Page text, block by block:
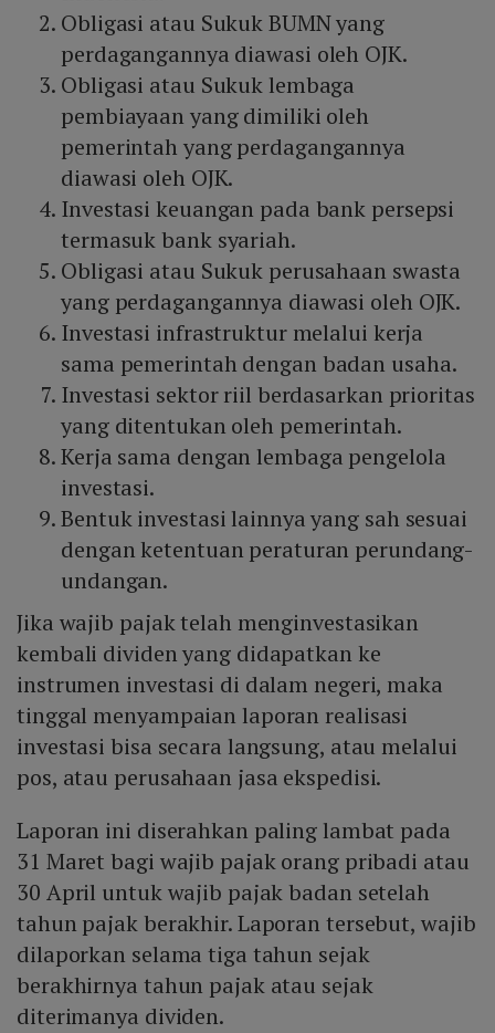
Obligasi atau Sukuk BUMN yang
perdagangannya diawasi oleh OJK.
Obligasi atau Sukuk lembaga
pembiayaan yang dimiliki oleh
pemerintah yang perdagangannya
diawasi oleh OJK.
Investasi keuangan pada bank persepsi
termasuk bank syariah.
Obligasi atau Sukuk perusahaan swasta
yang perdagangannya diawasi oleh OJK.
Investasi infrastruktur melalui kerja
sama pemerintah dengan badan usaha.
Investasi sektor riil berdasarkan prioritas
yang ditentukan oleh pemerintah.
Kerja sama dengan lembaga pengelola
investasi.
Bentuk investasi lainnya yang sah sesuai
dengan ketentuan peraturan perundang-
undangan.
Jika wajib pajak telah menginvestasikan
kembali dividen yang didapatkan ke
instrumen investasi di dalam negeri, maka
tinggal menyampaian laporan realisasi
investasi bisa secara langsung, atau melalui
pos, atau perusahaan jasa ekspedisi.
Laporan ini diserahkan paling lambat pada
31 Maret bagi wajib pajak orang pribadi atau
30 April untuk wajib pajak badan setelah
tahun pajak berakhir. Laporan tersebut, wajib
dilaporkan selama tiga tahun sejak
berakhirnya tahun pajak atau sejak
diterimanya dividen.